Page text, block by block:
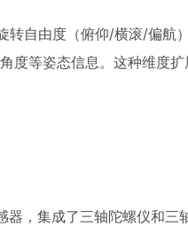
自由度（俯仰/横滚/偏航
度等姿态信息。这种维度
，集成了三轴陀螺仪和三